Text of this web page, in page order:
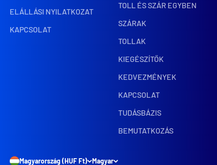
ELÁLLÁSI NYILATKOZAT
KAPCSOLAT
TOLL ÉS SZÁR EGYBEN
SZÁRAK
TOLLAK
KIEGÉSZÍTŐK
KEDVEZMÉNYEK
KAPCSOLAT
TUDÁSBÁZIS
BEMUTATKOZÁS
Magyarország (HUF Ft) Magyar